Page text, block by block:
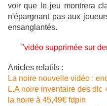
voir que le jeu montrera
n'épargnant pas aux
ensanglantés.
"vidéo supprimée sur
Articles relatifs :
La noire nouvelle vidéo :
L.A noire inventaire des dlc
la noire à 45,49€ fdpin